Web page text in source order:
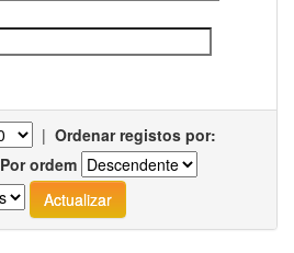
| Ordenar registos por:
Por ordem